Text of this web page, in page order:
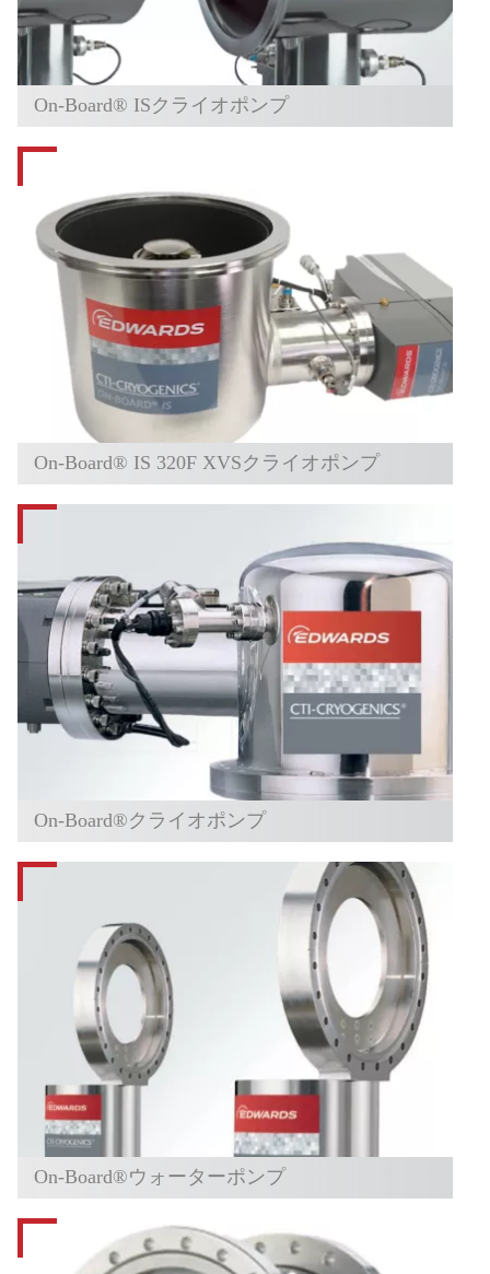
On-Board® ISクライオポンプ
On-Board® IS 320F XVSクライオポンプ
On-Board®クライオポンプ
On-Board®ウォーターポンプ